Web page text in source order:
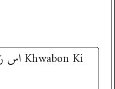
اس ‎ Khwabon Ki